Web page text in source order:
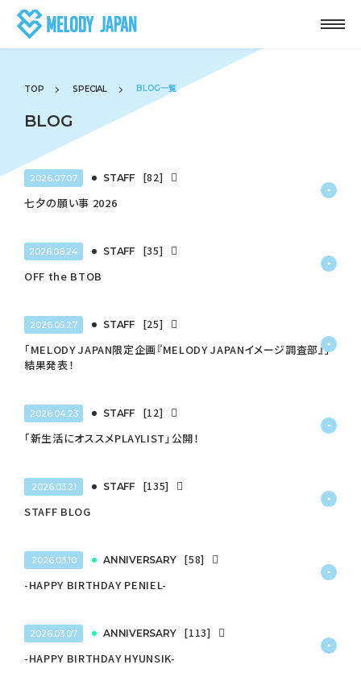
TOP SPECIAL BLOG一覧
BLOG
2026.07.07 STAFF [82]
七夕の願い事 2026
2026.06.24 STAFF [35]
OFF the BTOB
2026.05.27 STAFF [25]
「MELODY JAPAN限定企画『MELODY JAPANイメージ調査部』」
結果発表！
2026.04.23 STAFF [12]
「新生活にオススメPLAYLIST」公開！
2026.03.21 STAFF [135]
STAFF BLOG
2026.03.10 ANNIVERSARY [58]
-HAPPY BIRTHDAY PENIEL-
2026.03.07 ANNIVERSARY [113]
-HAPPY BIRTHDAY HYUNSIK-